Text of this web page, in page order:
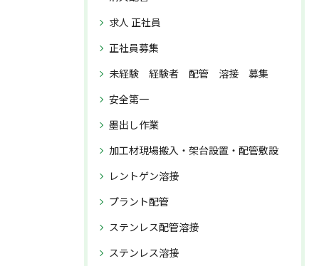
求人 正社員
正社員募集
未経験 経験者 配管 溶接 募集
安全第一
墨出し作業
加工材現場搬入・架台設置・配管敷設
レントゲン溶接
プラント配管
ステンレス配管溶接
ステンレス溶接